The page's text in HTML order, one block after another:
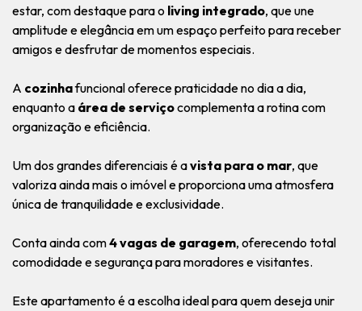
estar, com destaque para o living integrado, que une
amplitude e elegância em um espaço perfeito para receber
amigos e desfrutar de momentos especiais.
A cozinhafuncional oferece praticidade no dia a dia,
enquanto a área de serviçocomplementa a rotina com
organização e eficiência.
Um dos grandes diferenciais é avista para o mar, que
valoriza ainda mais o imóvel e proporciona uma atmosfera
única de tranquilidade e exclusividade.
Conta ainda com4 vagas de garagem, oferecendo total
comodidade e segurança para moradores e visitantes.
Este apartamento é a escolha ideal para quem deseja unir